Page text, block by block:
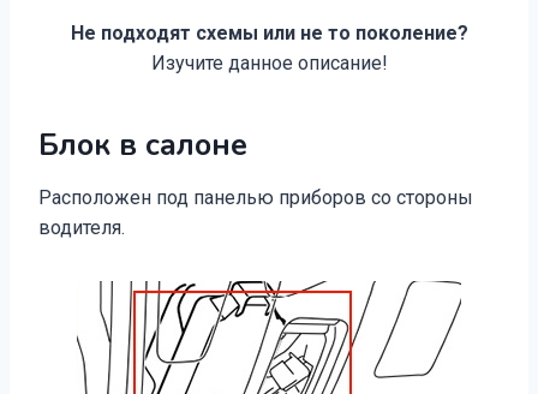
Не подходят схемы или не то поколение?
Изучите данное описание!
Блок в салоне
Расположен под панелью приборов со стороны
водителя.